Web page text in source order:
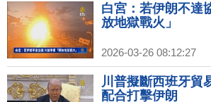
白宮：若伊朗不達
放地獄戰火」
2026-03-26 08:12:27
川普擬斷西班牙貿
配合打擊伊朗